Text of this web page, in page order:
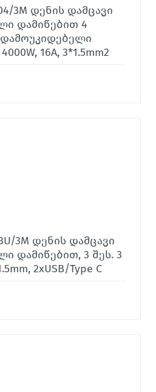
3M დენის დამცავი
დამიწებით 4
16A, 3*1.5mm2
3M დენის დამცავი
დამიწებით, 3 შეს. 3
2xUSB/Type C